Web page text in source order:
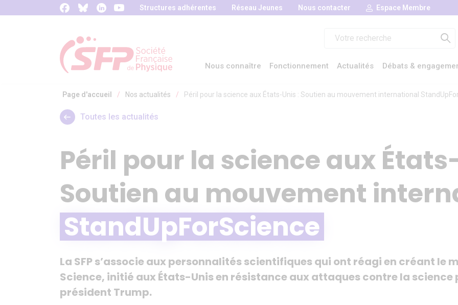
Panneau de gestion des cookies Structures adhérentes Réseau Jeunes Nous contacter Espace Membre
Nous connaître Fonctionnement Actualités Débats &
Page d'accueil / Nos actualités / Péril pour la science aux États-Unis : Soutien au mouvement international
Toutes les actualités
Péril pour la science aux
Soutien au mouvement
StandUpForScience
La SFP s’associe aux personnalités scientifiques qui ont réagi en créant le
Science, initié aux États-Unis en résistance aux attaques contre la science
président Trump.